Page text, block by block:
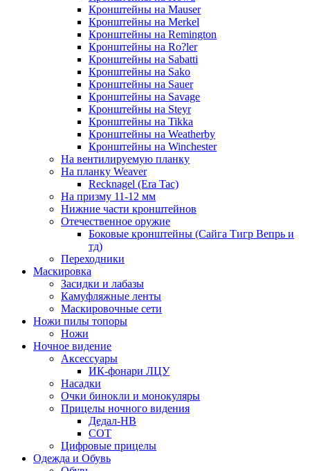
Кронштейны на Mauser
Кронштейны на Merkel
Кронштейны на Remington
Кронштейны на Ro?ler
Кронштейны на Sabatti
Кронштейны на Sako
Кронштейны на Sauer
Кронштейны на Savage
Кронштейны на Steyr
Кронштейны на Tikka
Кронштейны на Weatherby
Кронштейны на Winchester
На вентилируемую планку
На планку Weaver
Recknagel (Era Tac)
На призму 11-12 мм
Нижние части кронштейнов
Отечественное оружие
Боковые кронштейны (Сайга Тигр Вепрь и
тд)
Переходники
Маскировка
Засидки и лабазы
Камуфляжные ленты
Маскировочные сети
Ножи пилы топоры
Ножи
Ночное видение
Аксессуары
ИК-фонари ЛЦУ
Насадки
Очки бинокли и монокуляры
Прицелы ночного видения
Дедал-НВ
СОТ
Цифровые прицелы
Одежда и Обувь